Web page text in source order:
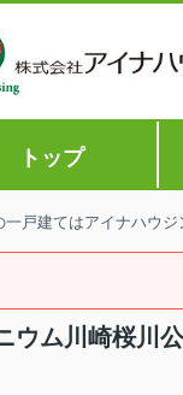
トップ
一戸建てはアイナハウジ
ウム川崎桜川